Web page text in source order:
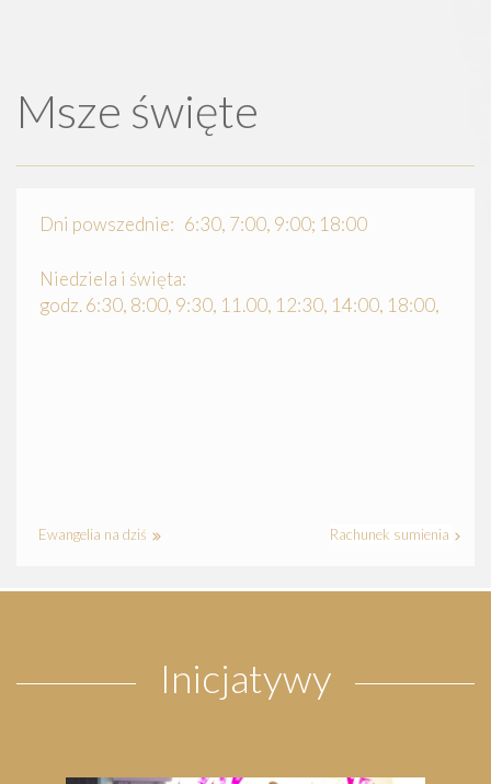
Msze święte
Dni powszednie: 6:30, 7:00, 9:00; 18:00
Niedziela i święta:
godz. 6:30, 8:00, 9:30, 11.00, 12:30, 14:00, 18:00,
Ewangelia na dziś Rachunek sumienia
Inicjatywy